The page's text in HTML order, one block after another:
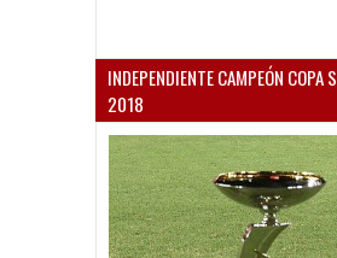
INDEPENDIENTE CAMPEÓN COPA
2018